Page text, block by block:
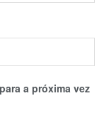
a próxima vez